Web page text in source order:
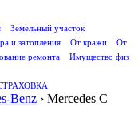
Земельный участок
и затопления От кражи
От
ремонта
Имущество физ
Benz › Mercedes C